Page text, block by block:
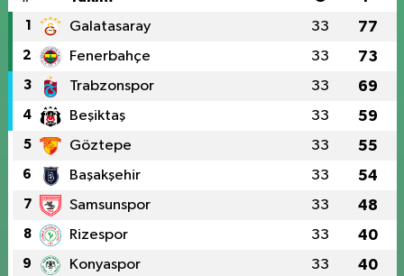
1 Galatasaray 33 77
2 Fenerbahçe 33 73
3 Trabzonspor 33 69
4 Beşiktaş 33 59
5 Göztepe 33 55
6 Başakşehir 33 54
7 Samsunspor 33 48
8 Rizespor 33 40
9 Konyaspor 33 40